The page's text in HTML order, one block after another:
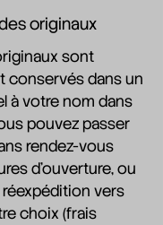
originaux
sont
conservés dans un
à votre nom dans
pouvez passer
rendez-vous
d'ouverture, ou
vers
choix (frais